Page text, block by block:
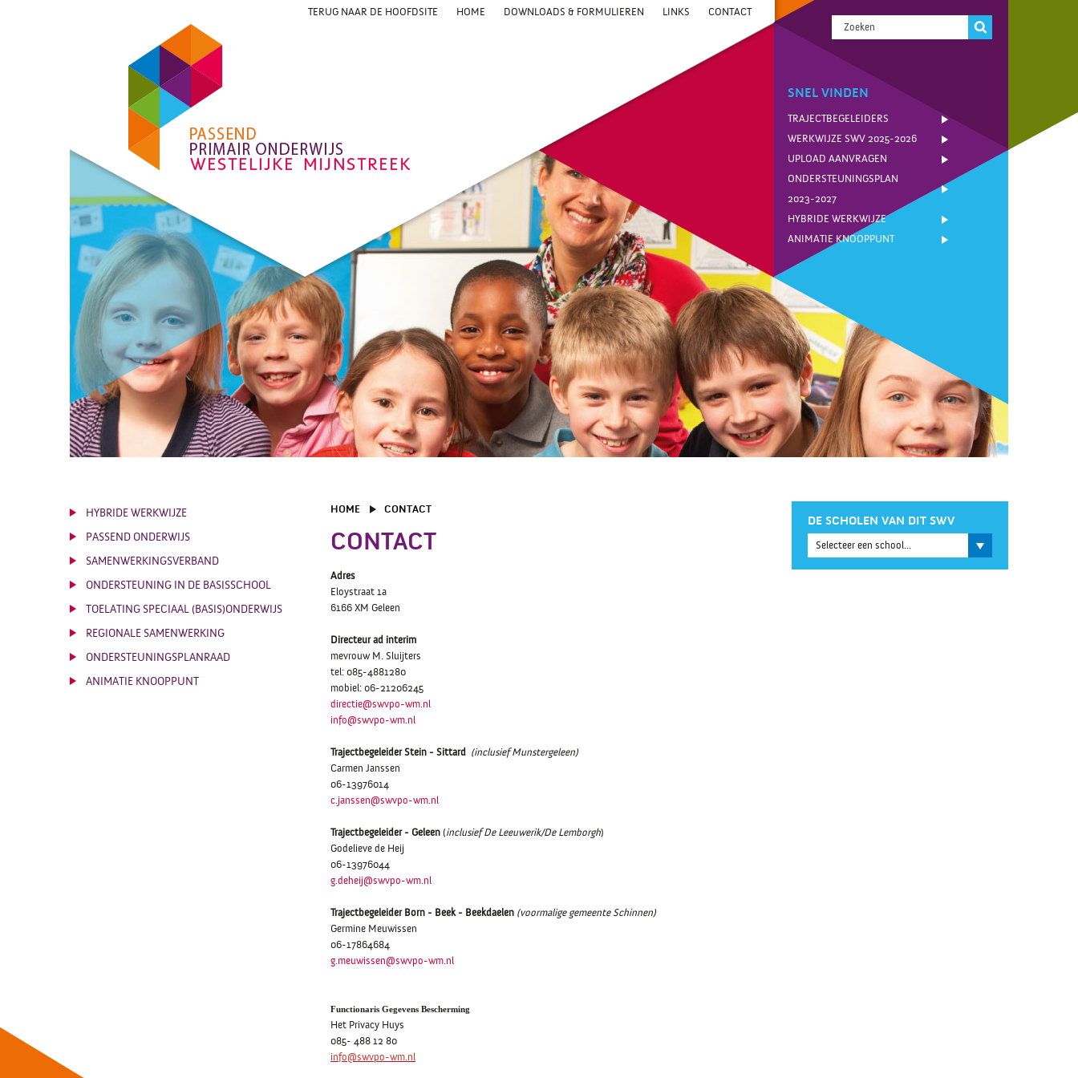
TERUG NAAR DE HOOFDSITE HOME DOWNLOADS & FORMULIEREN LINKS CONTACT
SNEL VINDEN
TRAJECTBEGELEIDERS
WERKWIJZE SWV 2025-2026
UPLOAD AANVRAGEN
ONDERSTEUNINGSPLAN
2023-2027
HYBRIDE WERKWIJZE
ANIMATIE KNOOPPUNT
HYBRIDE WERKWIJZE
PASSEND ONDERWIJS
SAMENWERKINGSVERBAND
ONDERSTEUNING IN DE BASISSCHOOL
TOELATING SPECIAAL (BASIS)ONDERWIJS
REGIONALE SAMENWERKING
ONDERSTEUNINGSPLANRAAD
ANIMATIE KNOOPPUNT
HOME CONTACT
CONTACT
Adres
Eloystraat 1a
6166 XM Geleen
Directeur ad interim
mevrouw M. Sluijters
tel: 085-4881280
mobiel: 06-21206245
directie@swvpo-wm.nl
info@swvpo-wm.nl
Trajectbegeleider Stein - Sittard (inclusief Munstergeleen)
Carmen Janssen
06-13976014
c.janssen@swvpo-wm.nl
Trajectbegeleider - Geleen (inclusief De Leeuwerik/De Lemborgh)
Godelieve de Heij
06-13976044
g.deheij@swvpo-wm.nl
Trajectbegeleider Born - Beek - Beekdaelen (voormalige gemeente Schinnen)
Germine Meuwissen
06-17864684
g.meuwissen@swvpo-wm.nl
Functionaris Gegevens Bescherming
Het Privacy Huys
085- 488 12 80
info@swvpo-wm.nl
DE SCHOLEN VAN DIT SWV